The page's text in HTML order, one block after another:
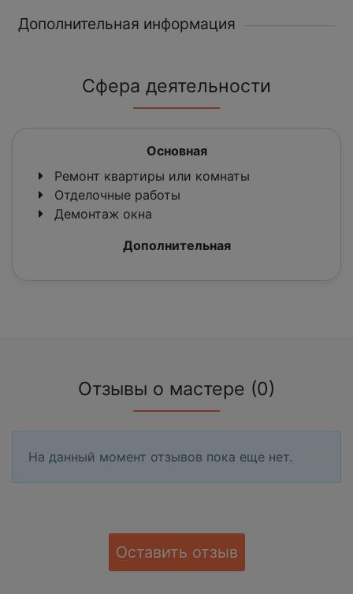
Дополнительная информация
Сфера деятельности
Основная
Ремонт квартиры или комнаты
Отделочные работы
Демонтаж окна
Дополнительная
Отзывы о мастере (0)
На данный момент отзывов пока еще нет.
Оставить отзыв